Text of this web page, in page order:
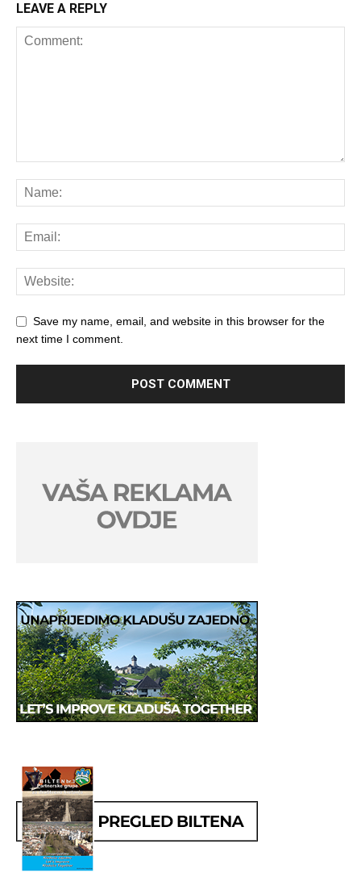
LEAVE A REPLY
Save my name, email, and website in this browser for the
next time I comment.